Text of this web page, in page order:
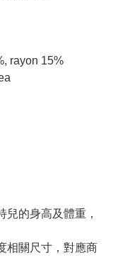
rayon 15%
的身高及體重，
相關尺寸，對應商